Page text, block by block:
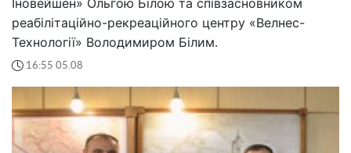
Іновейшен» Ольгою Білою та співзасновником
реабілітаційно-рекреаційного центру «Велнес-
Технології» Володимиром Білим.
16:55 05.08